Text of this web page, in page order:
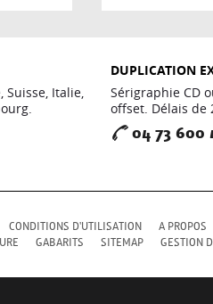
Suisse, Italie,
DUPLICATION
Sérigraphie CD
offset. Délais de
04 73 600
CONDITIONS D'UTILISATION A PROPOS
GABARITS SITEMAP GESTION